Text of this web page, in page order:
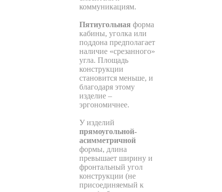
коммуникациям.
Пятиугольная форма
кабины, уголка или
поддона предполагает
наличие «срезанного»
угла. Площадь
конструкции
становится меньше, и
благодаря этому
изделие –
эргономичнее.
У изделий
прямоугольной-
асимметричной
формы, длина
превышает ширину и
фронтальный угол
конструкции (не
присоединяемый к